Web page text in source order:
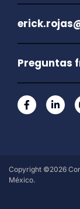
Preguntas
Copyright ©2026
México.